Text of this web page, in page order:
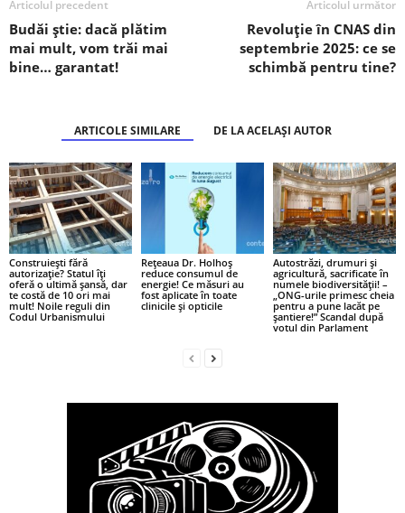
Articolul precedent
Budăi știe: dacă plătim
mai mult, vom trăi mai
bine… garantat!
Articolul următor
Revoluție în CNAS din
septembrie 2025: ce se
schimbă pentru tine?
ARTICOLE SIMILARE DE LA ACELAȘI AUTOR
Construiești fără
autorizație? Statul îți
oferă o ultimă șansă, dar
te costă de 10 ori mai
mult! Noile reguli din
Codul Urbanismului
Rețeaua Dr. Holhoș
reduce consumul de
energie! Ce măsuri au
fost aplicate în toate
clinicile și opticile
Autostrăzi, drumuri și
agricultură, sacrificate în
numele biodiversității! –
„ONG-urile primesc cheia
pentru a pune lacăt pe
șantiere!” Scandal după
votul din Parlament